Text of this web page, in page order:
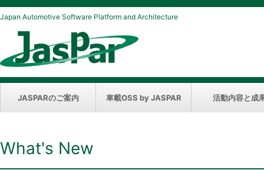
Japan Automotive Software Platform and Architecture
JASPARのご案内 車載OSS by JASPAR 活動内容と成
What's New